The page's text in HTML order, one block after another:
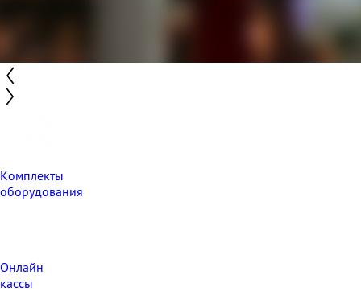
Комплекты
оборудования
Онлайн
кассы